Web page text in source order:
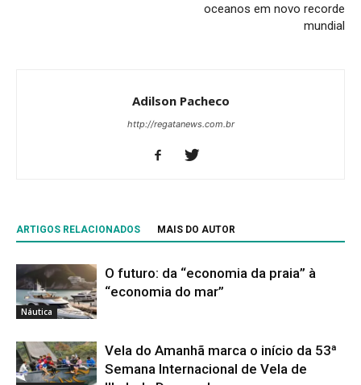
oceanos em novo recorde
mundial
Adilson Pacheco
http://regatanews.com.br
ARTIGOS RELACIONADOS MAIS DO AUTOR
Náutica
O futuro: da “economia da praia” à
“economia do mar”
Vela do Amanhã marca o início da 53ª
Semana Internacional de Vela de